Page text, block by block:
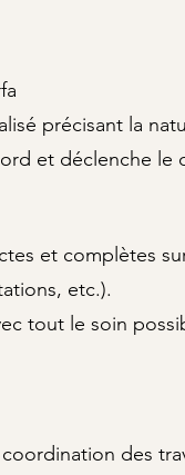
précisant la
et déclenche le
et complètes
etc.).
tout le soin
des